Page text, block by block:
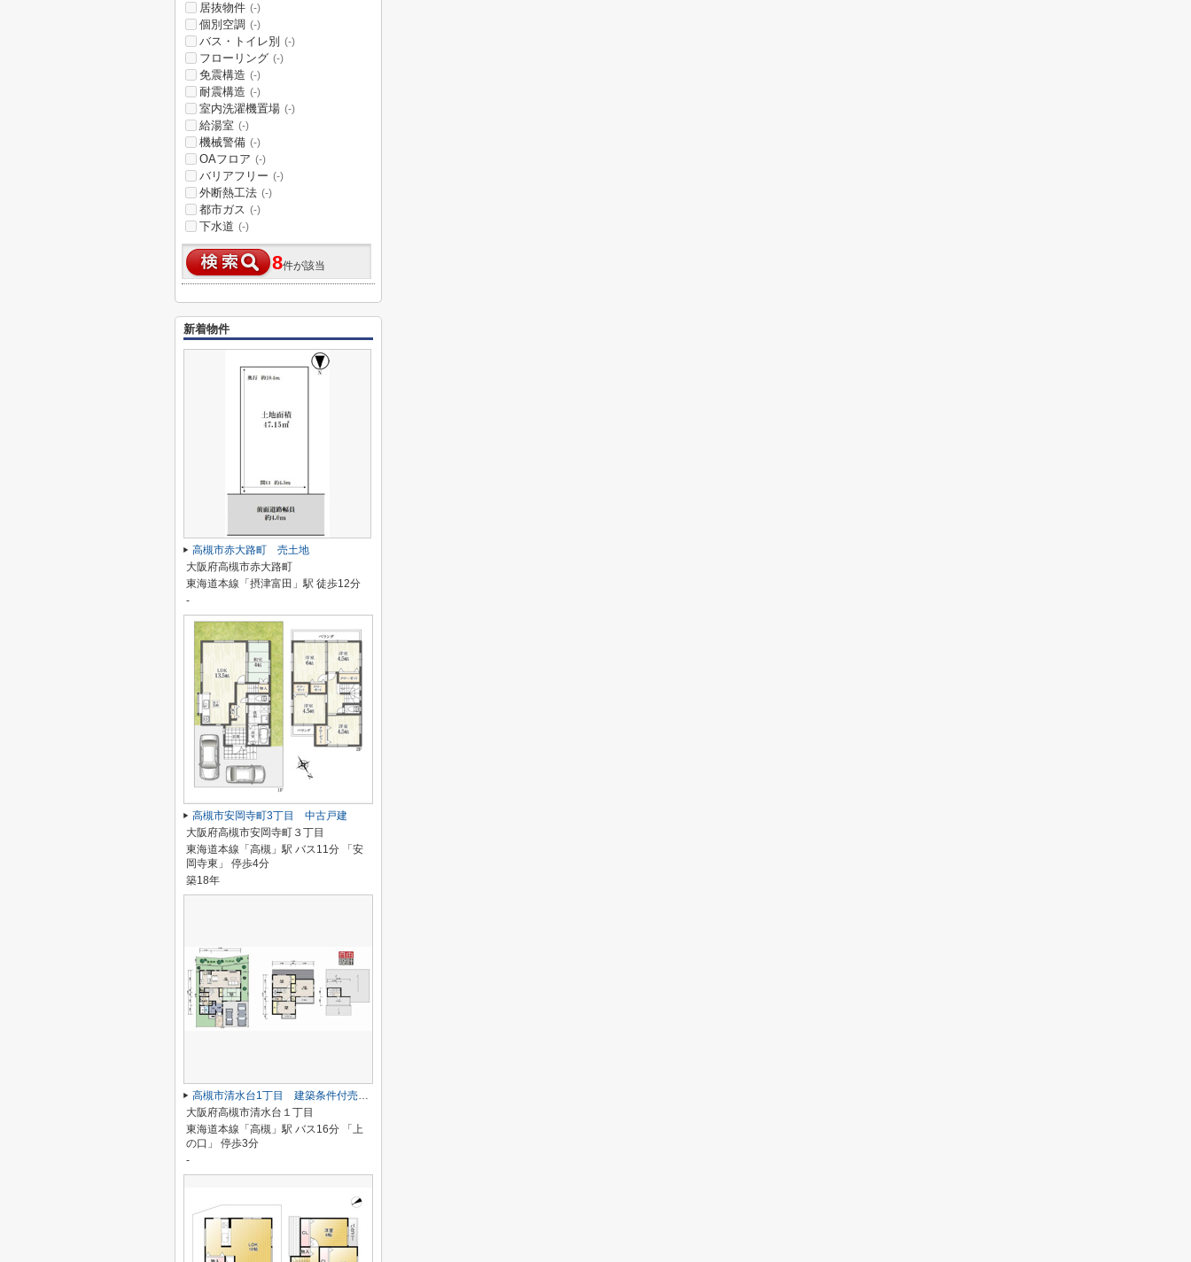
居抜物件 (-)
個別空調 (-)
バス・トイレ別 (-)
フローリング (-)
免震構造 (-)
耐震構造 (-)
室内洗濯機置場 (-)
給湯室 (-)
機械警備 (-)
OAフロア (-)
バリアフリー (-)
外断熱工法 (-)
都市ガス (-)
下水道 (-)
8件が該当
新着物件
高槻市赤大路町 売土地
大阪府高槻市赤大路町
東海道本線「摂津富田」駅 徒歩12分
-
高槻市安岡寺町3丁目 中古戸建
大阪府高槻市安岡寺町３丁目
東海道本線「高槻」駅 バス11分 「安
岡寺東」 停歩4分
築18年
高槻市清水台1丁目 建築条件付売土地
大阪府高槻市清水台１丁目
東海道本線「高槻」駅 バス16分 「上
の口」 停歩3分
-